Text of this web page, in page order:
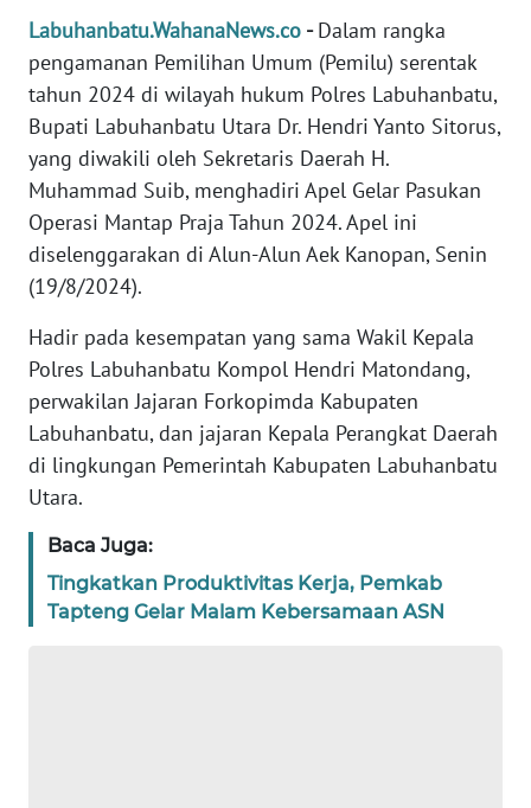
Labuhanbatu.WahanaNews.co -Dalam rangka
pengamanan Pemilihan Umum (Pemilu) serentak
tahun 2024 di wilayah hukum Polres Labuhanbatu,
Bupati Labuhanbatu Utara Dr. Hendri Yanto Sitorus,
yang diwakili oleh Sekretaris Daerah H.
Muhammad Suib, menghadiri Apel Gelar Pasukan
Operasi Mantap Praja Tahun 2024. Apel ini
diselenggarakan di Alun-Alun Aek Kanopan, Senin
(19/8/2024).
Hadir pada kesempatan yang sama Wakil Kepala
Polres Labuhanbatu Kompol Hendri Matondang,
perwakilan Jajaran Forkopimda Kabupaten
Labuhanbatu, dan jajaran Kepala Perangkat Daerah
di lingkungan Pemerintah Kabupaten Labuhanbatu
Utara.
Baca Juga:
Tingkatkan Produktivitas Kerja, Pemkab
Tapteng Gelar Malam Kebersamaan ASN
PEDOMAN
MEDIA
SIBER
REDAKSI
KARIR
Wahana
News
Regional
WN
SUMUT
JAKARTA